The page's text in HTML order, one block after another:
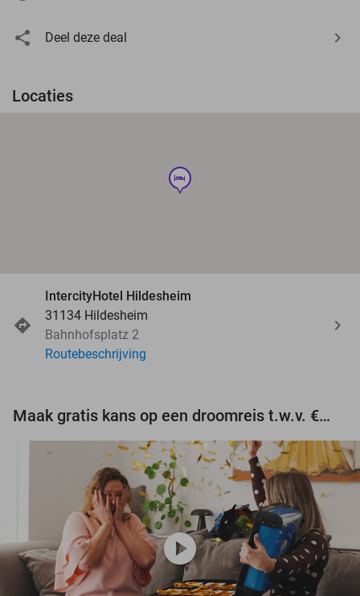
Deel deze deal
Locaties
hotel
IntercityHotel Hildesheim
31134 Hildesheim
Bahnhofsplatz 2
Routebeschrijving
Maak gratis kans op een droomreis t.w.v. €3.000!
play_circle